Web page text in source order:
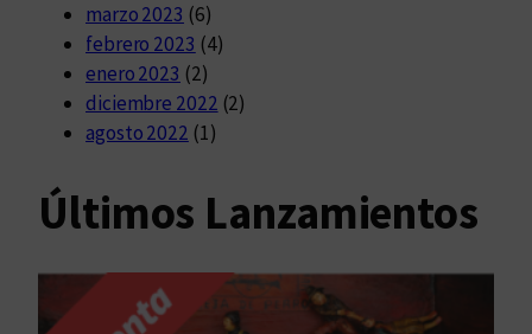
marzo 2023 (6)
febrero 2023 (4)
enero 2023 (2)
diciembre 2022 (2)
agosto 2022 (1)
Últimos Lanzamientos